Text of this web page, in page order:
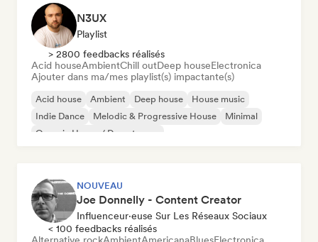
N3UX
Playlist
> 2800 feedbacks réalisés
Acid houseAmbientChill outDeep houseElectronica
Ajouter dans ma/mes playlist(s) impactante(s)
Acid house Ambient Deep house
House music
Indie Dance
Melodic & Progressive House
Minimal
Organic House / Downtempo
NOUVEAU
Joe Donnelly - Content Creator
Influenceur·euse Sur Les Réseaux Sociaux
< 100 feedbacks réalisés